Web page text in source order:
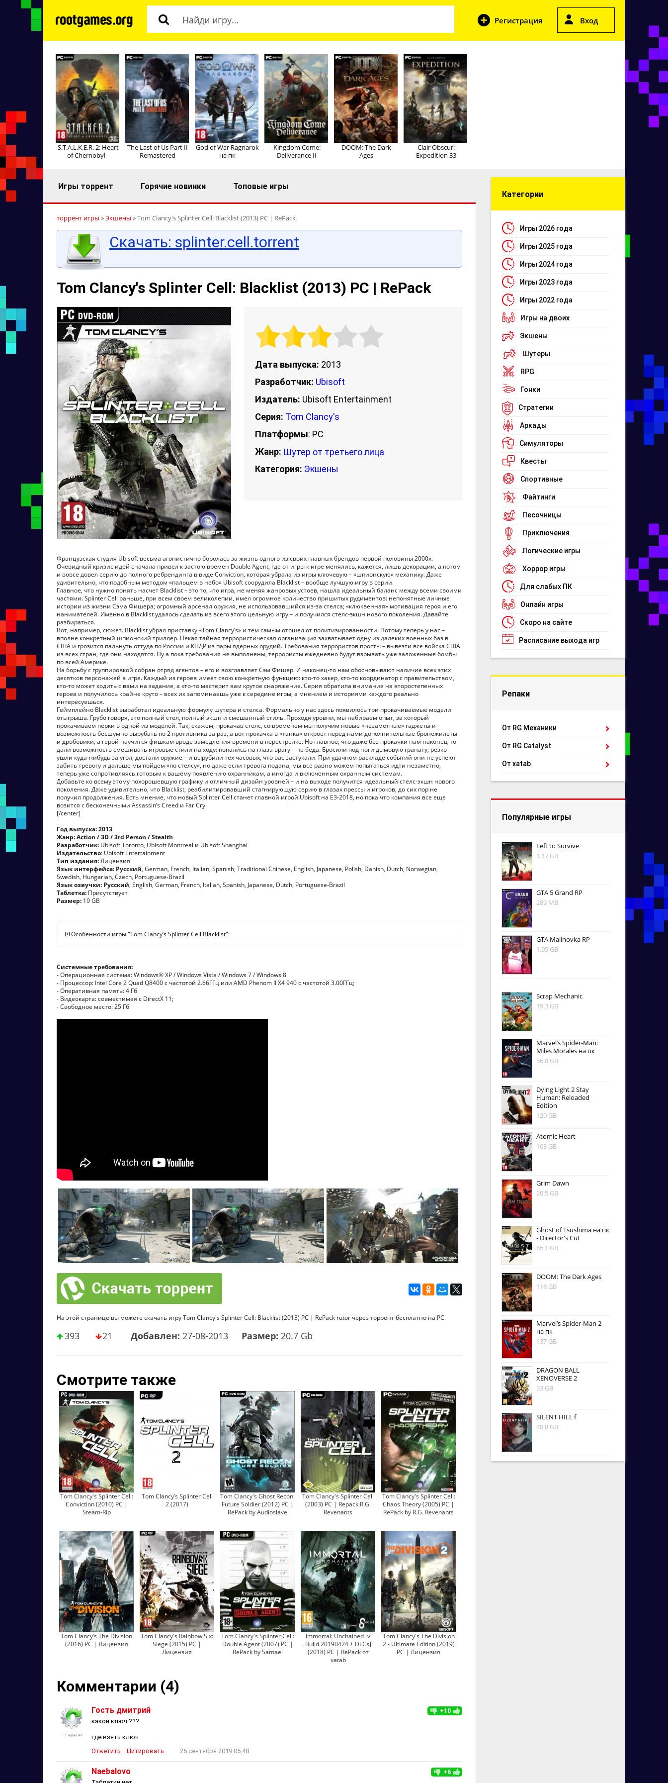
Регистрация Вход
S.T.A.L.K.E.R. 2: Heart
of Chernobyl -
The Last of Us Part II
Remastered
God of War Ragnarok
на пк
Kingdom Come:
Deliverance II
DOOM: The Dark
Ages
Clair Obscur:
Expedition 33
Игры торрент Горячие новинки Топовые игры
торрент игры »Экшены » Tom Clancy's Splinter Cell: Blacklist (2013) PC | RePack
Скачать: splinter.cell.torrent
Tom Clancy's Splinter Cell: Blacklist (2013) PC | RePack
Дата выпуска: 2013
Разработчик: Ubisoft
Издатель: Ubisoft Entertainment
Серия: Tom Clancy's
Платформы: PC
Жанр: Шутер от третьего лица
Категория: Экшены
Французская студия Ubisoft весьма агонистично боролась за жизнь одного из своих главных брендов первой половины 2000х.
Очевидный кризис идей сначала привел к застою времен Double Agent, где от игры к игре менялись, кажется, лишь декорации, а потом
и вовсе довел серию до полного ребрендинга в виде Conviction, которая убрала из игры ключевую – «шпионскую» механику. Даже
удивительно, что подобным методом «пальцем в небо» Ubisoft соорудила Blacklist – вообще лучшую игру в серии.
Главное, что нужно понять насчет Blacklist – это то, что игра, не меняя жанровых устоев, нашла идеальный баланс между всеми своими
частями. Splinter Cell раньше, при всем своем великолепии, имел огромное количество пришитых рудиментов: непонятные личные
истории из жизни Сэма Фишера; огромный арсенал оружия, не использовавшийся из-за стелса; «клюквенная» мотивация героя и его
нанимателей. Именно в Blacklist удалось сделать из всего этого цельную игру – и получился стелс-экшн нового поколения. Давайте
разбираться.
Вот, например, сюжет. Blacklist убрал приставку «Tom Clancy’s» и тем самым отошел от политизированности. Потому теперь у нас –
вполне конкретный шпионский триллер. Некая тайная террористическая организация захватывает одну из далеких военных баз в
США и грозится пальнуть оттуда по России и КНДР из пары ядерных орудий. Требования террористов просты – вывезти все войска США
из всех стран, где они находятся. Ну а пока требования не выполнены, террористы ежедневно будут взрывать уже заложенные бомбы
по всей Америке.
На борьбу с группировкой собран отряд агентов – его и возглавляет Сэм Фишер. И наконец-то нам обосновывают наличие всех этих
десятков персонажей в игре. Каждый из героев имеет свою конкретную функцию: кто-то хакер, кто-то координатор с правительством,
кто-то может ходить с вами на задание, а кто-то мастерит вам крутое снаряжение. Серия обратила внимание на второстепенных
героев и получилось крайне круто – всех их запоминаешь уже к середине игры, а мнением и историями каждого реально
интересуешься.
Геймплейно Blacklist выработал идеальную формулу шутера и стелса. Формально у нас здесь появилось три прокачиваемые модели
отыгрыша. Грубо говоря, это полный стел, полный экшн и смешанный стиль. Проходя уровни, мы набираем опыт, за который
прокачиваем перки в одной из моделей. Так, скажем, прокачав стелс, со временем мы получим новые «незаметные» гаджеты и
возможность бесшумно вырубать по 2 противника за раз, а вот прокачка в «танка» откроет перед нами дополнительные бронежилеты
и дробовики, а герой научится фишкам вроде замедления времени в перестрелке. Но главное, что даже без прокачки нам наконец-то
дали возможность смешивать игровые стили на ходу: попались на глаза врагу – не беда. Бросили под ноги дымовую гранату, резко
ушли куда-нибудь за угол, достали оружие – и вырубили тех часовых, что вас застукали. При удачном раскладе событий они не успеют
забить тревогу и дальше мы пойдем «по стелсу», но даже если тревога подана, мы все равно можем попытаться идти незаметно,
теперь уже сопротивляясь готовым к вашему появлению охранникам, а иногда и включенным охранным системам.
Добавьте ко всему этому похорошевшую графику и отличный дизайн уровней – и на выходе получится идеальный стелс-экшн нового
поколения. Даже удивительно, что Blacklist, реабилитировавший стагнирующую серию в глазах прессы и игроков, до сих пор не
получил продолжения. Есть мнение, что новый Splinter Cell станет главной игрой Ubisoft на E3-2018, но пока что компания все еще
возится с бесконечными Assassin’s Creed и Far Cry.
[/center]
Год выпуска:2013
Жанр:Action / 3D / 3rd Person / Stealth
Разработчик: Ubisoft Toronto, Ubisoft Montreal и Ubisoft Shanghai
Издательство: Ubisoft Entertainment
Тип издания:Лицензия
Язык интерфейса: Русский, German, French, Italian, Spanish, Traditional Chinese, English, Japanese, Polish, Danish, Dutch, Norwegian,
Swedish, Hungarian, Czech, Portuguese-Brazil
Язык озвучки: Русский, English, German, French, Italian, Spanish, Japanese, Dutch, Portuguese-Brazil
Таблетка: Присутствует
Размер: 19 GB
Особенности игры "Tom Clancy’s Splinter Cell Blacklist":
Системные требования:
- Операционная система: Windows® XP / Windows Vista / Windows 7 / Windows 8
- Процессор: Intel Core 2 Quad Q8400 с частотой 2.66ГГц или AMD Phenom II X4 940 с частотой 3.00ГГц;
- Оперативная память: 4 Гб
- Видеокарта: совместимая с DirectX 11;
- Свободное место: 25 Гб
На этой странице вы можете скачать игру Tom Clancy's Splinter Cell: Blacklist (2013) PC | RePack rutor через торрент бесплатно на PC.
393 21 Добавлен: 27-08-2013 Размер: 20.7 Gb
Смотрите также
Tom Clancy's Splinter Cell:
Conviction (2010) PC |
Steam-Rip
Tom Clancy’s Splinter Cell
2 (2017)
Tom Clancy's Ghost Recon:
Future Soldier (2012) PC |
RePack by Audioslave
Tom Clancy's Splinter Cell
(2003) PC | Repack R.G.
Revenants
Tom Clancy's Splinter Cell:
Chaos Theory (2005) PC |
RePack by R.G. Revenants
Tom Clancy’s The Division
(2016) PC | Лицензия
Tom Clancy's Rainbow Six:
Siege (2015) PC |
Лицензия
Tom Clancy's Splinter Cell:
Double Agent (2007) PC |
RePack by Samael
Immortal: Unchained [v
Build.20190424 + DLCs]
(2018) PC | RePack от
xatab
Tom Clancy's The Division
2 - Ultimate Edition (2019)
PC | Лицензия
Комментарии (4)
+10
Гость дмитрий
какой ключ ???
где взять ключ
Ответить
Цитировать 26 сентября 2019 05:48
+6
Naebalovo
Категории
Игры 2026 года
Игры 2025 года
Игры 2024 года
Игры 2023 года
Игры 2022 года
Игры на двоих
Экшены
Шутеры
RPG
Гонки
Стратегии
Аркады
Симуляторы
Квесты
Спортивные
Файтинги
Песочницы
Приключения
Логические игры
Хоррор игры
Для слабых ПК
Онлайн игры
Скоро на сайте
Расписание выхода игр
Репаки
От RG Механики
От RG Catalyst
От xatab
Популярные игры
Left to Survive
1.17 GB
GTA 5 Grand RP
289 MB
GTA Malinovka RP
1.95 GB
Scrap Mechanic
19.3 GB
Marvel’s Spider-Man:
Miles Morales на пк
56.8 GB
Dying Light 2 Stay
Human: Reloaded
Edition
120 GB
Atomic Heart
163 GB
Grim Dawn
20.5 GB
Ghost of Tsushima на пк
- Director's Cut
65.1 GB
DOOM: The Dark Ages
118 GB
Marvel’s Spider-Man 2
на пк
137 GB
DRAGON BALL
XENOVERSE 2
33 GB
SILENT HILL f
48.8 GB